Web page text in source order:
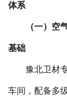
体系
（一）空
基础
豫北卫材专
车间，配备多